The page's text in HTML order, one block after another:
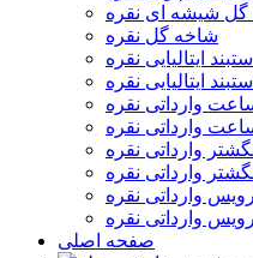
گل شیشه ای نقره
شاخه گل نقره
ایتالیایی نقره
ایتالیایی نقره
وارداتی نقره
وارداتی نقره
وارداتی نقره
وارداتی نقره
وارداتی نقره
وارداتی نقره
صفحه اصلی